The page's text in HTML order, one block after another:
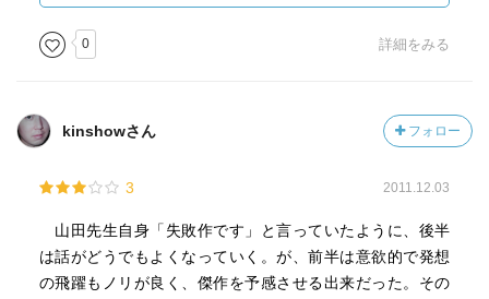
0 詳細をみる
kinshowさん フォロー
3 2011.12.03
山田先生自身「失敗作です」と言っていたように、後半
は話がどうでもよくなっていく。が、前半は意欲的で発想
の飛躍もノリが良く、傑作を予感させる出来だった。その